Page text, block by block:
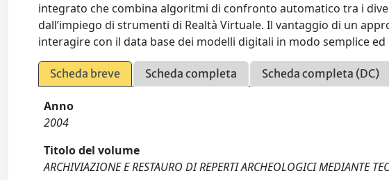
integrato che combina algoritmi di confronto automatico tra i
dall’impiego di strumenti di Realtà Virtuale. Il vantaggio di un
interagire con il data base dei modelli digitali in modo semplice
Scheda breve Scheda completa Scheda completa (DC)
Anno
2004
Titolo del volume
ARCHIVIAZIONE E RESTAURO DI REPERTI ARCHEOLOGICI MEDIANTE